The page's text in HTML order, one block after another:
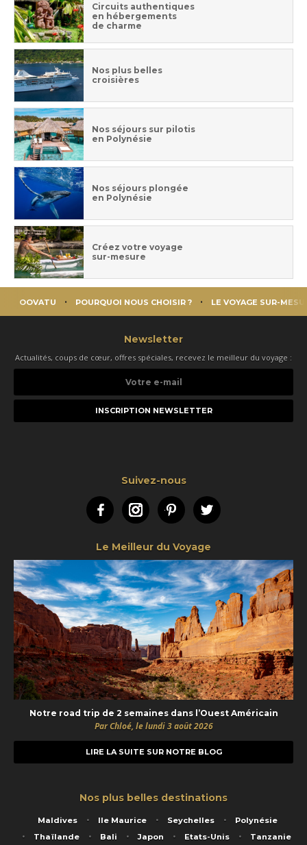
Circuits authentiques
en hébergements
de charme
Nos plus belles
croisières
Nos séjours sur pilotis
en Polynésie
Nos séjours plongée
en Polynésie
Créez votre voyage
sur-mesure
OOVATU POURQUOI NOUS CHOISIR ? LE VOYAGE SUR-
Newsletter
Actualités, coups de cœur, offres spéciales, recevez le meilleur du voyage :
e-
Suivez-nous
FacebookInstagramPinterestTwitter
Le Meilleur du Voyage
Notre road trip de 2 semaines dans l’Ouest Américain
Par Chloé, le lundi 3 août 2026
LIRE LA SUITE SUR NOTRE BLOG
Nos plus belles destinations
Maldives Ile Maurice Seychelles
Polynésie
Thaïlande
Bali Japon Etats-Unis Tanzanie